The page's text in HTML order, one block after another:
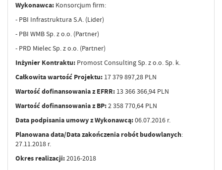
Wykonawca: Konsorcjum firm:
- PBI Infrastruktura S.A. (Lider)
- PBI WMB Sp. z o.o. (Partner)
- PRD Mielec Sp. z o.o. (Partner)
Inżynier Kontraktu: Promost Consulting Sp. z o.o. Sp. k.
Całkowita wartość Projektu: 17 379 897,28 PLN
Wartość dofinansowania z EFRR: 13 366 366,94 PLN
Wartość dofinansowania z BP:2 358 770,64 PLN
Data podpisania umowy z Wykonawcą:06.07.2016 r.
Planowana data/Data zakończenia robót budowlanych:
27.11.2018 r.
Okres realizacji:2016-2018